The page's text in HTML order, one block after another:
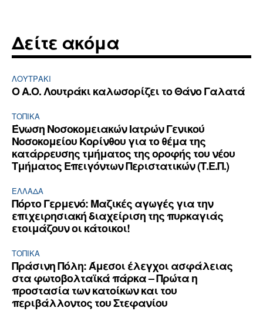
Δείτε ακόμα
ΛΟΥΤΡΆΚΙ
Ο Α.Ο. Λουτράκι καλωσορίζει το Θάνο Γαλατά
ΤΟΠΙΚΑ
Ένωση Νοσοκομειακών Ιατρών Γενικού
Νοσοκομείου Κορίνθου για το θέμα της
κατάρρευσης τμήματος της οροφής του νέου
Τμήματος Επειγόντων Περιστατικών (Τ.Ε.Π.)
ΕΛΛΆΔΑ
Πόρτο Γερμενό: Μαζικές αγωγές για την
επιχειρησιακή διαχείριση της πυρκαγιάς
ετοιμάζουν οι κάτοικοι!
ΤΟΠΙΚΑ
Πράσινη Πόλη: Άμεσοι έλεγχοι ασφάλειας
στα φωτοβολταϊκά πάρκα – Πρώτα η
προστασία των κατοίκων και του
περιβάλλοντος του Στεφανίου